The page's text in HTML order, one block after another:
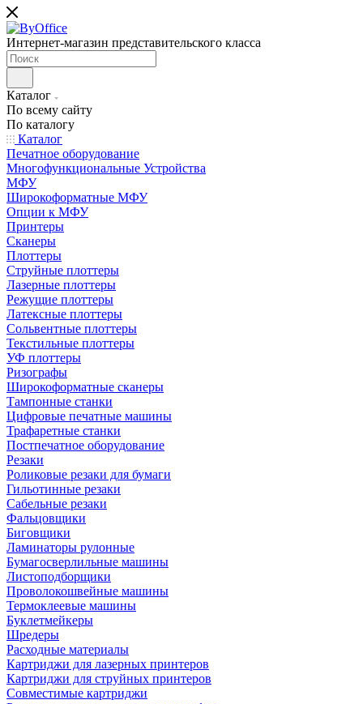
Интернет-магазин представительского класса
Каталог
По всему сайту
По каталогу
Каталог
Печатное оборудование
Многофункциональные Устройства
МФУ
Широкоформатные МФУ
Опции к МФУ
Принтеры
Сканеры
Плоттеры
Струйные плоттеры
Лазерные плоттеры
Режущие плоттеры
Латексные плоттеры
Сольвентные плоттеры
Текстильные плоттеры
УФ плоттеры
Ризографы
Широкоформатные сканеры
Тампонные станки
Цифровые печатные машины
Трафаретные станки
Постпечатное оборудование
Резаки
Роликовые резаки для бумаги
Гильотинные резаки
Сабельные резаки
Фальцовщики
Биговщики
Ламинаторы рулонные
Бумагосверлильные машины
Листоподборщики
Проволокошвейные машины
Термоклеевые машины
Буклетмейкеры
Шредеры
Расходные материалы
Картриджи для лазерных принтеров
Картриджи для струйных принтеров
Совместимые картриджи